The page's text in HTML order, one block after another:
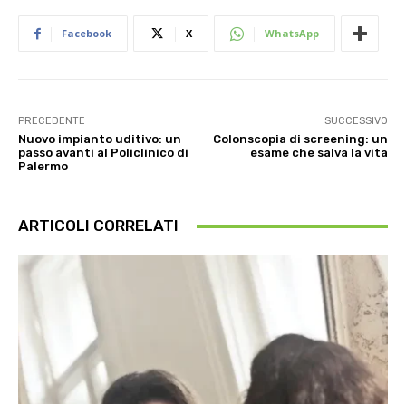
Facebook X WhatsApp
PRECEDENTE
Nuovo impianto uditivo: un
passo avanti al Policlinico di
Palermo
SUCCESSIVO
Colonscopia di screening: un
esame che salva la vita
ARTICOLI CORRELATI